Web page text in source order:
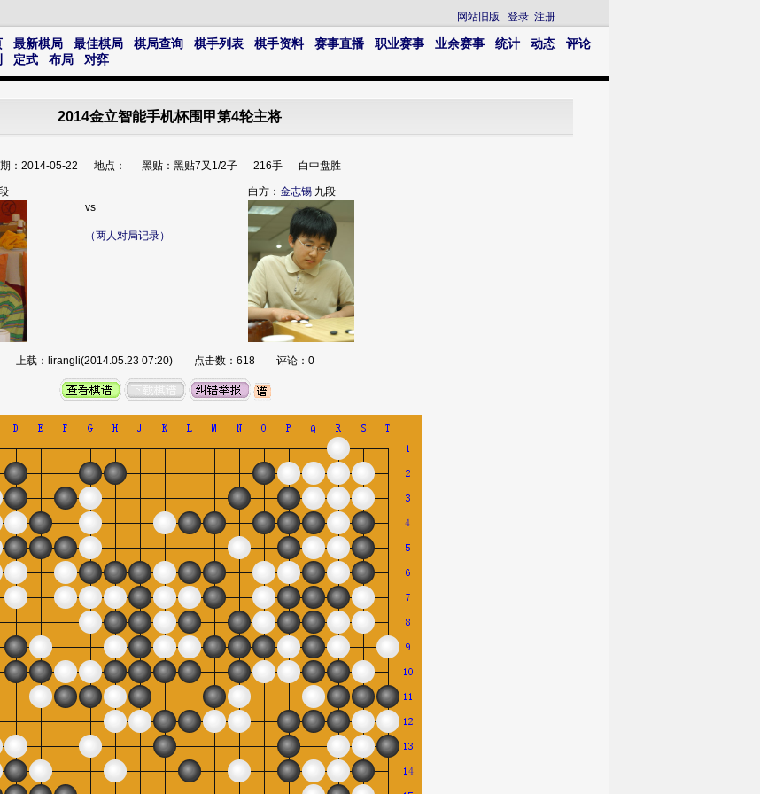
网站旧版 登录 注册
最新棋局 最佳棋局 棋局查询 棋手列表 棋手资料 赛事直播 职业赛事 业余赛事 统计 动态
评论
定式 布局 对弈
2014金立智能手机杯围甲第4轮主将
期：2014-05-22 地点： 黑贴：黑贴7又1/2子 216手 白中盘胜
白方： 金志锡 九段
vs
（两人对局记录）
上载：lirangli(2014.05.23 07:20) 点击数：618 评论：0